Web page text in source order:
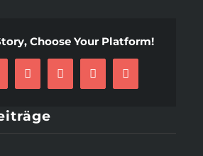
Choose Your Platform!
RedditLinkedInPinterest
E-
Mail